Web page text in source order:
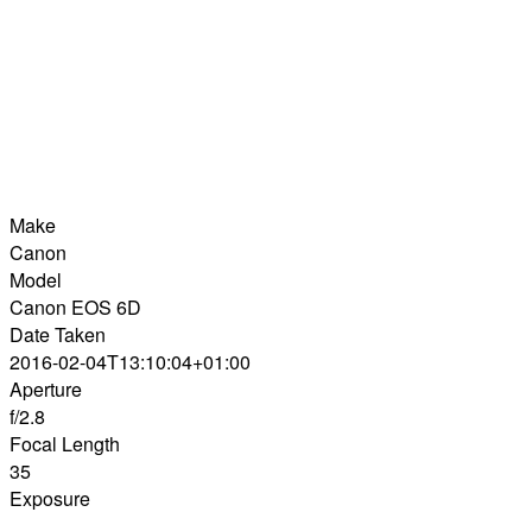
Make
Canon
Model
Canon EOS 6D
Date Taken
2016-02-04T13:10:04+01:00
Aperture
f/2.8
Focal Length
35
Exposure